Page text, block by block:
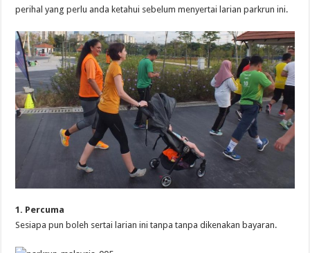
perihal yang perlu anda ketahui sebelum menyertai larian parkrun ini.
1. Percuma
Sesiapa pun boleh sertai larian ini tanpa tanpa dikenakan bayaran.